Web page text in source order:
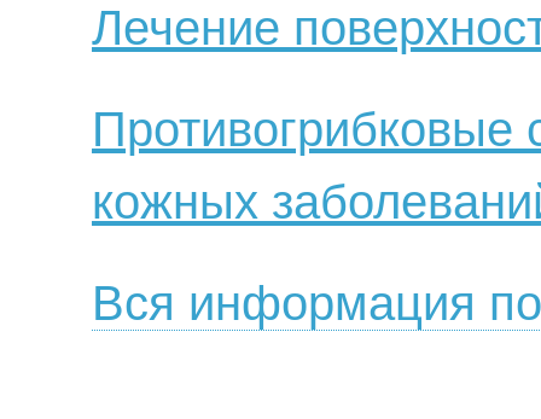
Лечение
Противогрибковые
кожных
Вся информация